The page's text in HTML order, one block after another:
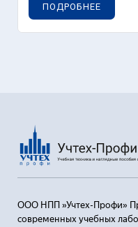
ПОДРОБНЕЕ
ООО НПП »Учтех-Профи»
современных учебных